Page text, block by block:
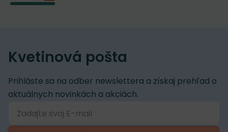
Kvetinová pošta
Prihláste sa na odber newslettera a získaj prehľad o
aktuálnych novinkách a akciách.